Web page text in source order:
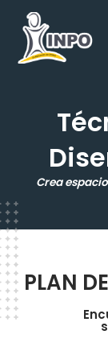
contenido
Crea
PLAN